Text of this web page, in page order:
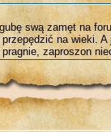
swą zamęt na
na wieki.
zaproszon